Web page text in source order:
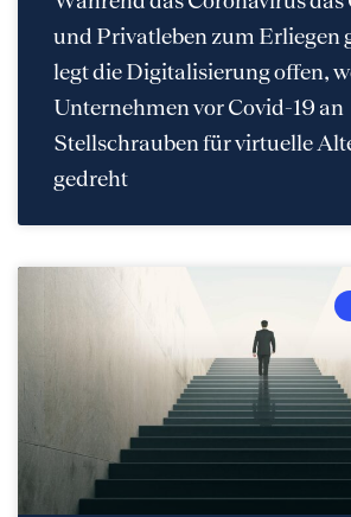
und Privatleben zum Erliegen
legt die Digitalisierung offen,
Unternehmen vor Covid-19 an
Stellschrauben für virtuelle
gedreht